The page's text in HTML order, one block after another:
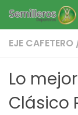
Saltar al
EJE CAFETERO
Lo
Clásico